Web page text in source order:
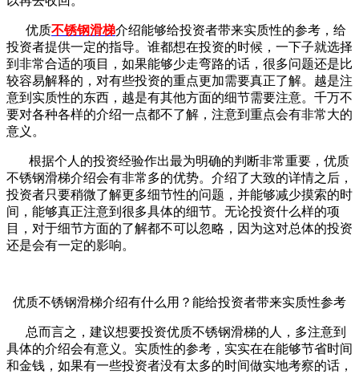
优质不锈钢滑梯介绍能够给投资者带来实质性的参考，给
投资者提供一定的指导。谁都想在投资的时候，一下子就选择
到非常合适的项目，如果能够少走弯路的话，很多问题还是比
较容易解释的，对有些投资的重点更加需要真正了解。越是注
意到实质性的东西，越是有其他方面的细节需要注意。千万不
要对各种各样的介绍一点都不了解，注意到重点会有非常大的
意义。
根据个人的投资经验作出最为明确的判断非常重要，优质
不锈钢滑梯介绍会有非常多的优势。介绍了大致的详情之后，
投资者只要稍微了解更多细节性的问题，并能够减少摸索的时
间，能够真正注意到很多具体的细节。无论投资什么样的项
目，对于细节方面的了解都不可以忽略，因为这对总体的投资
还是会有一定的影响。
优质不锈钢滑梯介绍有什么用？能给投资者带来实质性参考
总而言之，建议想要投资优质不锈钢滑梯的人，多注意到
具体的介绍会有意义。实质性的参考，实实在在能够节省时间
和金钱，如果有一些投资者没有太多的时间做实地考察的话，